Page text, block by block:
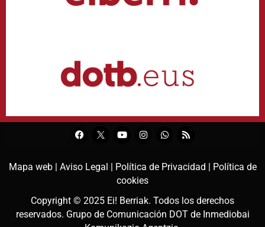
Mapa web | Aviso Legal | Política de Privacidad | Política de
cookies
Copyright © 2025 Ei! Berriak. Todos los derechos
reservados. Grupo de Comunicación DOT de Inmediobai